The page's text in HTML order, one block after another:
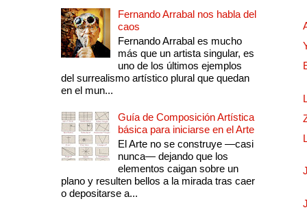
Fernando Arrabal nos habla del
caos
Fernando Arrabal es mucho
más que un artista singular, es
uno de los últimos ejemplos
del surrealismo artístico plural que quedan
en el mun...
Guía de Composición Artística
básica para iniciarse en el Arte
El Arte no se construye —casi
nunca— dejando que los
elementos caigan sobre un
plano y resulten bellos a la mirada tras caer
o depositarse a...